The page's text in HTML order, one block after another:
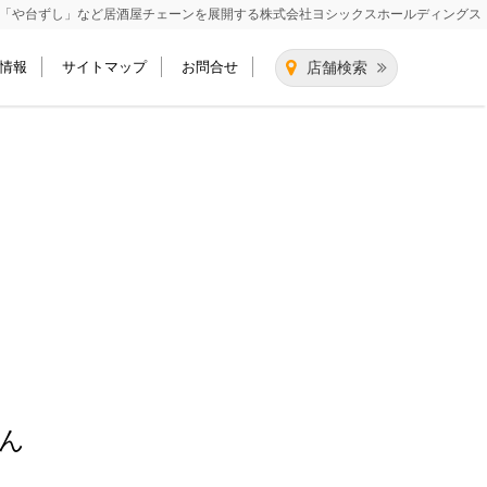
「や台ずし」など居酒屋チェーンを展開する株式会社ヨシックスホールディングス
店舗検索
報 サイトマップ お問合せ